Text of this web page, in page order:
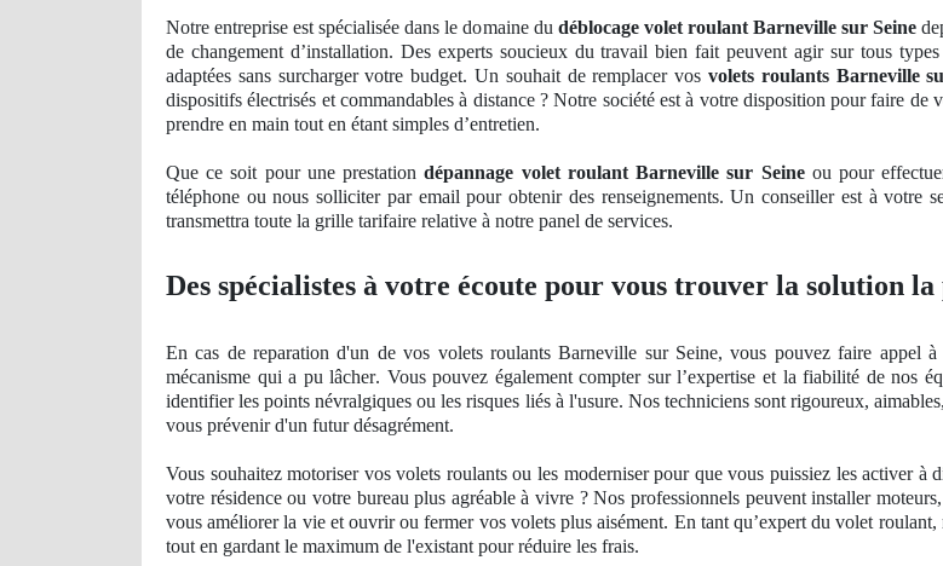
Notre entreprise est spécialisée dans le domaine du déblocage volet roulant Barneville sur Seine
de changement d’installation. Des experts soucieux du travail bien fait peuvent agir sur tous
adaptées sans surcharger votre budget. Un souhait de remplacer vos volets roulants Barneville
dispositifs électrisés et commandables à distance ? Notre société est à votre disposition pour faire de
prendre en main tout en étant simples d’entretien.
Que ce soit pour une prestationdépannage volet roulant Barneville sur Seineou pour
téléphone ou nous solliciter par email pour obtenir des renseignements. Unconseiller est à votre
transmettra toute la grille tarifaire relative à notre panel de services.
Des spécialistes à votre écoute pour vous trouver la solution la
En cas de reparation d'un de vos volets roulants Barneville sur Seine, vous pouvez faire appel
mécanisme qui a pu lâcher. Vous pouvez également compter sur l’expertise et la fiabilité de nos
identifier les points névralgiques ou les risques liés à l'usure. Nos techniciens sont rigoureux,
vous prévenir d'un futur désagrément.
Vous souhaitez motoriser vos volets roulants ou les moderniser pour que vous puissiez les activer
votre résidence ou votre bureau plus agréableà vivre ? Nos professionnels peuvent installer
vous améliorer la vie et ouvrir ou fermer vos volets plus aisément. En tant qu’expert du volet
tout en gardant le maximum de l'existant pour réduire les frais.